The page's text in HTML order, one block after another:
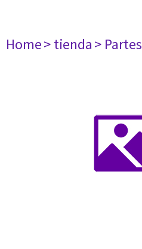
Home> tienda> Partes